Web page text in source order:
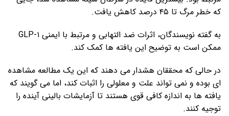
که خطر مرگ تا ۴۵ درصد کاهش یافت.
به گفته نویسندگان، اثرات ضد التهابی و مرتبط با ایمنی GLP-۱
ممکن است به توضیح این یافته ها کمک کند.
در حالی که محققان هشدار می دهند که این یک مطالعه مشاهده
ای بوده و نمی تواند علت و معلولی را اثبات کند، اما می گویند که
یافته ها به اندازه کافی قوی هستند تا آزمایشات بالینی آینده را
توجیه کنند.